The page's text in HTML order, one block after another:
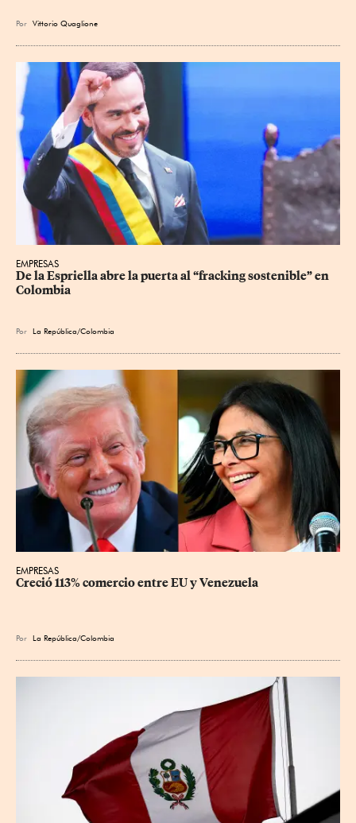
Por Vittorio Quaglione
EMPRESAS
De la Espriella abre la puerta al “fracking sostenible” en
Colombia
Por La República/Colombia
EMPRESAS
Creció 113% comercio entre EU y Venezuela
Por La República/Colombia